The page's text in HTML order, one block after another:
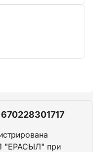
"ЕРАСЫЛ" при